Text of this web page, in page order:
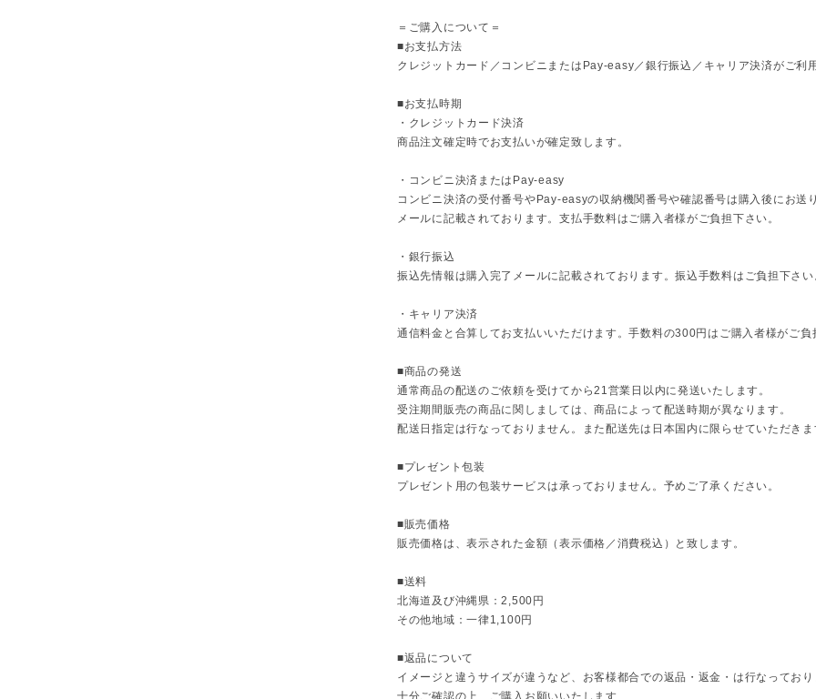
＝ご購入について＝
■お支払方法
クレジットカード／コンビニまたはPay-easy／銀行振込／キャリア決済がご利
■お支払時期
・クレジットカード決済
商品注文確定時でお支払いが確定致します。
・コンビニ決済またはPay-easy
コンビニ決済の受付番号やPay-easyの収納機関番号や確認番号は購入後にお送
メールに記載されております。支払手数料はご購入者様がご負担下さい。
・銀行振込
振込先情報は購入完了メールに記載されております。振込手数料はご負担下さい
・キャリア決済
通信料金と合算してお支払いいただけます。手数料の300円はご購入者様がご負
■商品の発送
通常商品の配送のご依頼を受けてから21営業日以内に発送いたします。
受注期間販売の商品に関しましては、商品によって配送時期が異なります。
配送日指定は行なっておりません。また配送先は日本国内に限らせていただきま
■プレゼント包装
プレゼント用の包装サービスは承っておりません。予めご了承ください。
■販売価格
販売価格は、表示された金額（表示価格／消費税込）と致します。
■送料
北海道及び沖縄県：2,500円
その他地域：一律1,100円
■返品について
イメージと違うサイズが違うなど、お客様都合での返品・返金・は行なっており
十分ご確認の上、ご購入お願いいたします